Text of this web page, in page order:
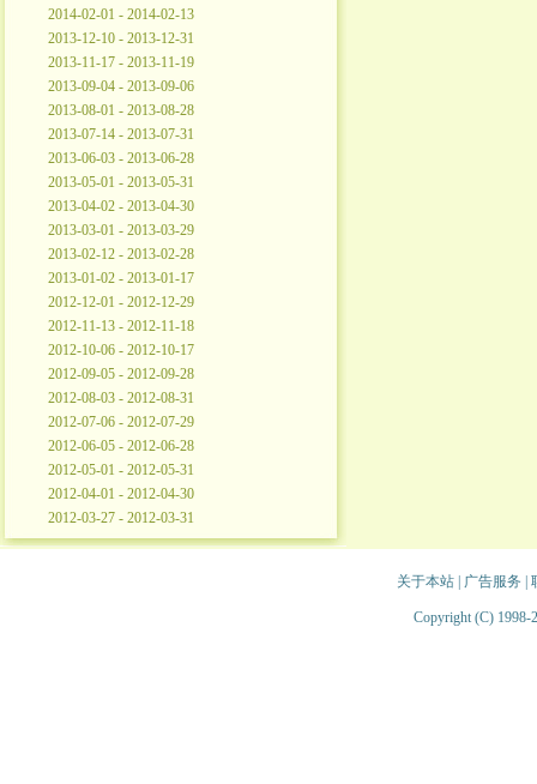
2014-02-01 - 2014-02-13
2013-12-10 - 2013-12-31
2013-11-17 - 2013-11-19
2013-09-04 - 2013-09-06
2013-08-01 - 2013-08-28
2013-07-14 - 2013-07-31
2013-06-03 - 2013-06-28
2013-05-01 - 2013-05-31
2013-04-02 - 2013-04-30
2013-03-01 - 2013-03-29
2013-02-12 - 2013-02-28
2013-01-02 - 2013-01-17
2012-12-01 - 2012-12-29
2012-11-13 - 2012-11-18
2012-10-06 - 2012-10-17
2012-09-05 - 2012-09-28
2012-08-03 - 2012-08-31
2012-07-06 - 2012-07-29
2012-06-05 - 2012-06-28
2012-05-01 - 2012-05-31
2012-04-01 - 2012-04-30
2012-03-27 - 2012-03-31
关于本站| 广告服务
Copyright (C) 1998-